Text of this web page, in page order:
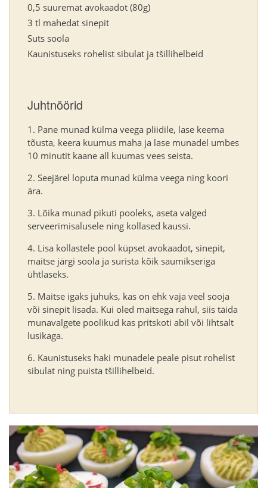
0,5 suuremat avokaadot (80g)
3 tl mahedat sinepit
Suts soola
Kaunistuseks rohelist sibulat ja tšillihelbeid
Juhtnöörid
Pane munad külma veega pliidile, lase keema
tõusta, keera kuumus maha ja lase munadel umbes
10 minutit kaane all kuumas vees seista.
Seejärel loputa munad külma veega ning koori
ära.
Lõika munad pikuti pooleks, aseta valged
serveerimisalusele ning kollased kaussi.
Lisa kollastele pool küpset avokaadot, sinepit,
maitse järgi soola ja surista kõik saumikseriga
ühtlaseks.
Maitse igaks juhuks, kas on ehk vaja veel sooja
või sinepit lisada. Kui oled maitsega rahul, siis täida
munavalgete poolikud kas pritskoti abil või lihtsalt
lusikaga.
Kaunistuseks haki munadele peale pisut rohelist
sibulat ning puista tšillihelbeid.